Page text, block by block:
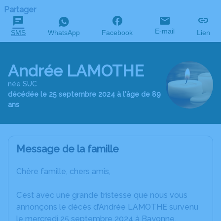
Partager
SMS WhatsApp Facebook E-mail Lien
Andrée LAMOTHE
née SUC
décédée le 25 septembre 2024 à l'âge de 89
ans
Message de la famille
Chère famille, chers amis,
C’est avec une grande tristesse que nous vous
annonçons le décès d’Andrée LAMOTHE survenu
le mercredi 25 septembre 2024 à Bayonne.